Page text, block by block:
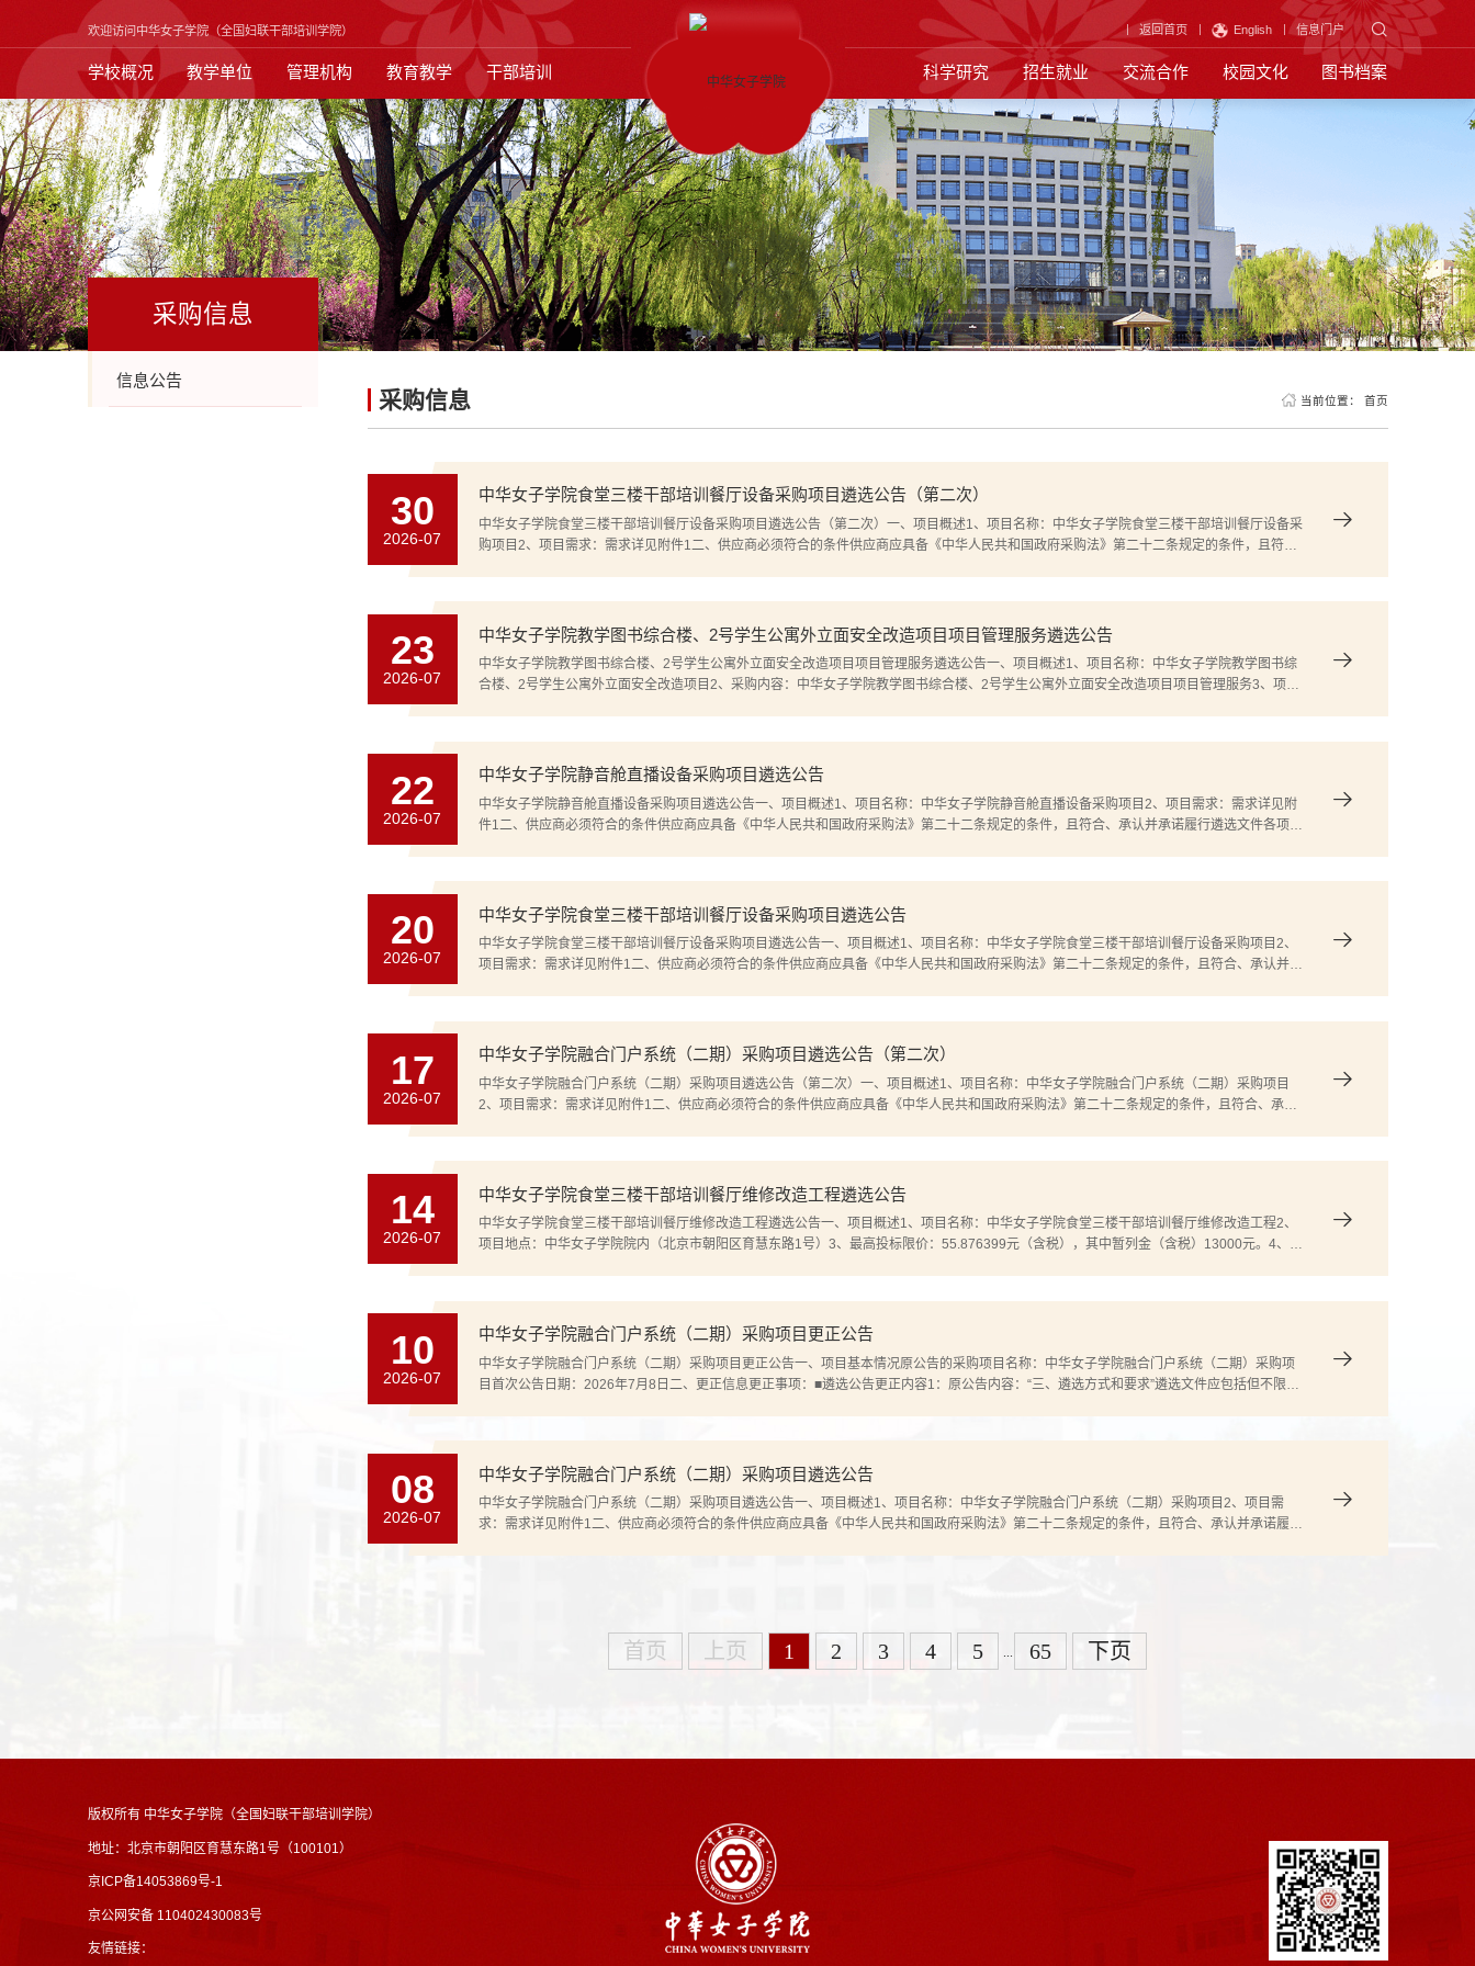
欢迎访问中华女子学院（全国妇联干部培训学院） 返回首页 English 信息门户
学校概况 教学单位 管理机构 教育教学 干部培训 科学研究 招生就业 交流合作 校园文化 图书档案
采购信息
信息公告
采购信息 当前位置： 首页
30
2026-07
中华女子学院食堂三楼干部培训餐厅设备采购项目遴选公告（第二次）
中华女子学院食堂三楼干部培训餐厅设备采购项目遴选公告（第二次）一、项目概述1、项目名称：中华女子学院食堂三楼干部培训餐厅设备采
购项目2、项目需求：需求详见附件1二、供应商必须符合的条件供应商应具备《中华人民共和国政府采购法》第二十二条规定的条件，且符
23
2026-07
中华女子学院教学图书综合楼、2号学生公寓外立面安全改造项目项目管理服务遴选公告
中华女子学院教学图书综合楼、2号学生公寓外立面安全改造项目项目管理服务遴选公告一、项目概述1、项目名称：中华女子学院教学图书综
合楼、2号学生公寓外立面安全改造项目2、采购内容：中华女子学院教学图书综合楼、2号学生公寓外立面安全改造项目项目管理服务3、项目
22
2026-07
中华女子学院静音舱直播设备采购项目遴选公告
中华女子学院静音舱直播设备采购项目遴选公告一、项目概述1、项目名称：中华女子学院静音舱直播设备采购项目2、项目需求：需求详见附
件1二、供应商必须符合的条件供应商应具备《中华人民共和国政府采购法》第二十二条规定的条件，且符合、承认并承诺履行遴选文件各项规
20
2026-07
中华女子学院食堂三楼干部培训餐厅设备采购项目遴选公告
中华女子学院食堂三楼干部培训餐厅设备采购项目遴选公告一、项目概述1、项目名称：中华女子学院食堂三楼干部培训餐厅设备采购项目2、
项目需求：需求详见附件1二、供应商必须符合的条件供应商应具备《中华人民共和国政府采购法》第二十二条规定的条件，且符合、承认并承
17
2026-07
中华女子学院融合门户系统（二期）采购项目遴选公告（第二次）
中华女子学院融合门户系统（二期）采购项目遴选公告（第二次）一、项目概述1、项目名称：中华女子学院融合门户系统（二期）采购项目
2、项目需求：需求详见附件1二、供应商必须符合的条件供应商应具备《中华人民共和国政府采购法》第二十二条规定的条件，且符合、承认
14
2026-07
中华女子学院食堂三楼干部培训餐厅维修改造工程遴选公告
中华女子学院食堂三楼干部培训餐厅维修改造工程遴选公告一、项目概述1、项目名称：中华女子学院食堂三楼干部培训餐厅维修改造工程2、
项目地点：中华女子学院院内（北京市朝阳区育慧东路1号）3、最高投标限价：55.876399元（含税），其中暂列金（含税）13000元。4、项
10
2026-07
中华女子学院融合门户系统（二期）采购项目更正公告
中华女子学院融合门户系统（二期）采购项目更正公告一、项目基本情况原公告的采购项目名称：中华女子学院融合门户系统（二期）采购项
目首次公告日期：2026年7月8日二、更正信息更正事项：■遴选公告更正内容1：原公告内容：“三、遴选方式和要求”遴选文件应包括但不限于
08
2026-07
中华女子学院融合门户系统（二期）采购项目遴选公告
中华女子学院融合门户系统（二期）采购项目遴选公告一、项目概述1、项目名称：中华女子学院融合门户系统（二期）采购项目2、项目需
求：需求详见附件1二、供应商必须符合的条件供应商应具备《中华人民共和国政府采购法》第二十二条规定的条件，且符合、承认并承诺履行
首页 上页 1 2 3 4 5 65 下页
版权所有 中华女子学院（全国妇联干部培训学院）
地址：北京市朝阳区育慧东路1号（100101）
京ICP备14053869号-1
京公网安备 110402430083号
友情链接：